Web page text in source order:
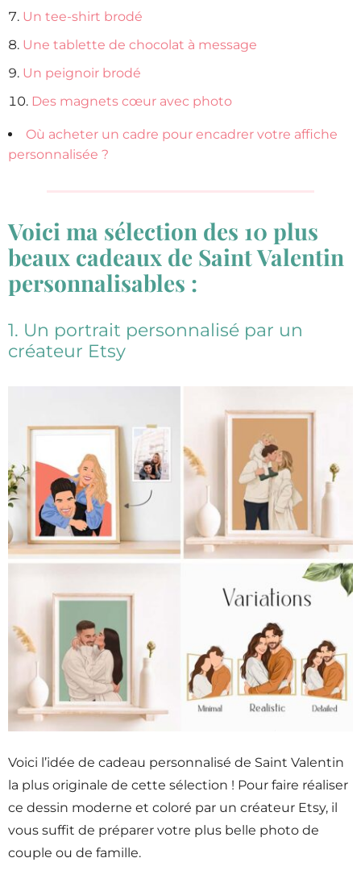
Un tee-shirt brodé
Une tablette de chocolat à message
Un peignoir brodé
Des magnets cœur avec photo
Où acheter un cadre pour encadrer votre affiche
personnalisée ?
Voici ma sélection des 10 plus
beaux cadeaux de Saint Valentin
personnalisables :
1. Un portrait personnalisé par un
créateur Etsy
Voici l’idée de cadeau personnalisé de Saint Valentin
la plus originale de cette sélection ! Pour faire réaliser
ce dessin moderne et coloré par un créateur Etsy, il
vous suffit de préparer votre plus belle photo de
couple ou de famille.